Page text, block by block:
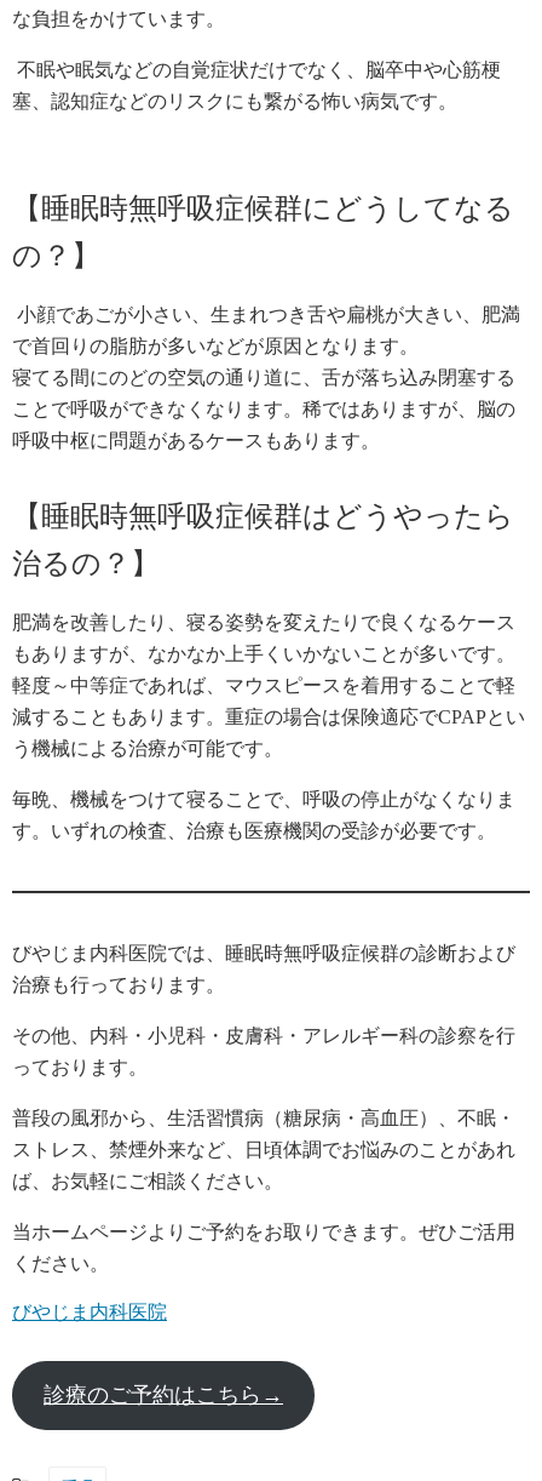
な負担をかけています。
不眠や眠気などの自覚症状だけでなく、脳卒中や心筋梗
塞、認知症などのリスクにも繋がる怖い病気です。
【睡眠時無呼吸症候群にどうしてなる
の？】
小顔であごが小さい、生まれつき舌や扁桃が大きい、肥満
で首回りの脂肪が多いなどが原因となります。
寝てる間にのどの空気の通り道に、舌が落ち込み閉塞する
ことで呼吸ができなくなります。稀ではありますが、脳の
呼吸中枢に問題があるケースもあります。
【睡眠時無呼吸症候群はどうやったら
治るの？】
肥満を改善したり、寝る姿勢を変えたりで良くなるケース
もありますが、なかなか上手くいかないことが多いです。
軽度～中等症であれば、マウスピースを着用することで軽
減することもあります。重症の場合は保険適応でCPAPとい
う機械による治療が可能です。
毎晩、機械をつけて寝ることで、呼吸の停止がなくなりま
す。いずれの検査、治療も医療機関の受診が必要です。
びやじま内科医院では、睡眠時無呼吸症候群の診断および
治療も行っております。
その他、内科・小児科・皮膚科・アレルギー科の診察を行
っております。
普段の風邪から、生活習慣病（糖尿病・高血圧）、不眠・
ストレス、禁煙外来など、日頃体調でお悩みのことがあれ
ば、お気軽にご相談ください。
当ホームページよりご予約をお取りできます。ぜひご活用
ください。
びやじま内科医院
診療のご予約はこちら→